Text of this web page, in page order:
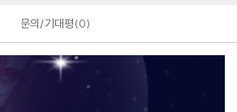
문의/기대평 0